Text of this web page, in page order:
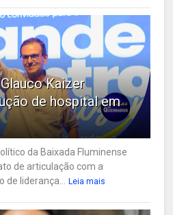
Kaizer
de hospital em
da Baixada Fluminense
de articulação com a
liderança...
Leia mais